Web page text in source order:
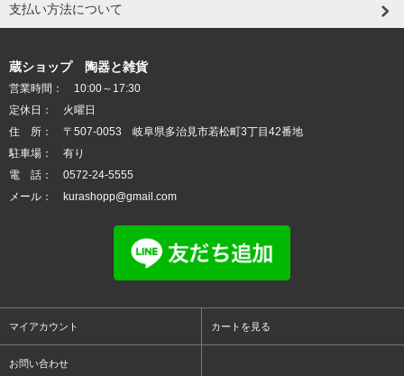
支払い方法について
蔵ショップ 陶器と雑貨
営業時間： 10:00～17:30
定休日： 火曜日
住 所： 〒507-0053 岐阜県多治見市若松町3丁目42番地
駐車場： 有り
電 話： 0572-24-5555
メール： kurashopp@gmail.com
マイアカウント カートを見る
お問い合わせ